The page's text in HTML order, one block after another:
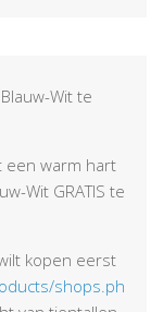
Wit te
een warm hart
Wit GRATIS te
kopen eerst
shops.ph